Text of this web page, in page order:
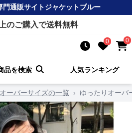
門通販サイトジャケットブルー
のご購入で送料無料
0 0
品を検索 人気ランキング
オーバーサイズの一覧 › ゆったりオーバ